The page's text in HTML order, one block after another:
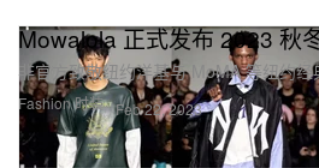
Fashion 时装
Mowalola 正式发布 2023 秋
非官方致敬纽约洋基与 MoMA 等纽约
Feb 22, 2023